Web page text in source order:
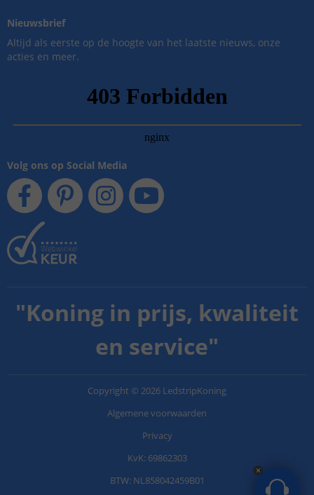
Nieuwsbrief
Altijd als eerste op de hoogte van het laatste nieuws, onze
acties en meer.
Volg ons op Social Media
"Koning in prijs, kwaliteit
en service"
Copyright © 2026 LedstripKoning
Algemene voorwaarden
Privacy
KvK: 69862303
BTW: NL858042459B01